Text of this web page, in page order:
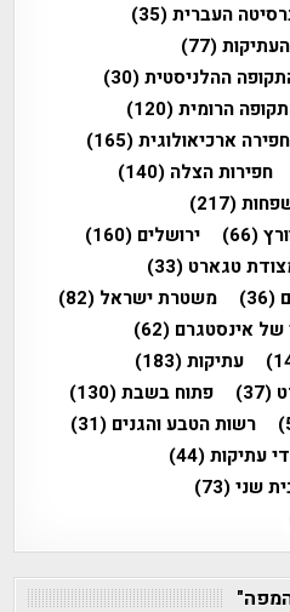
העברית(35)
(77)
ההלניסטית(30)
הרומית(120)
חפירה ארכיאולוגית(165)
חפירות הצלה (140)
(217)
(66) ירושלים (160)
טגארט (33)
(36) משטרת ישראל (82)
של אינסטגרם (62)
עתיקות(183)
(37) פתוח בשבת(130)
רשות הטבע והגנים (31)
עתיקות(44)
שני(73)